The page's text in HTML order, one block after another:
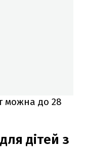
можна до 28
дітей з